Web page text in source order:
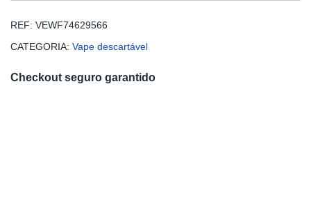
REF: VEWF74629566
CATEGORIA: Vape descartável
Checkout seguro garantido